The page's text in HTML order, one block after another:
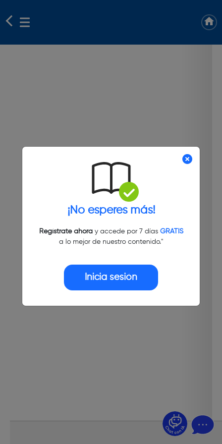
¡No esperes más!
Regístrate ahoray accede por 7 días GRATIS
a lo mejor de nuestro contenido."
Inicia sesión